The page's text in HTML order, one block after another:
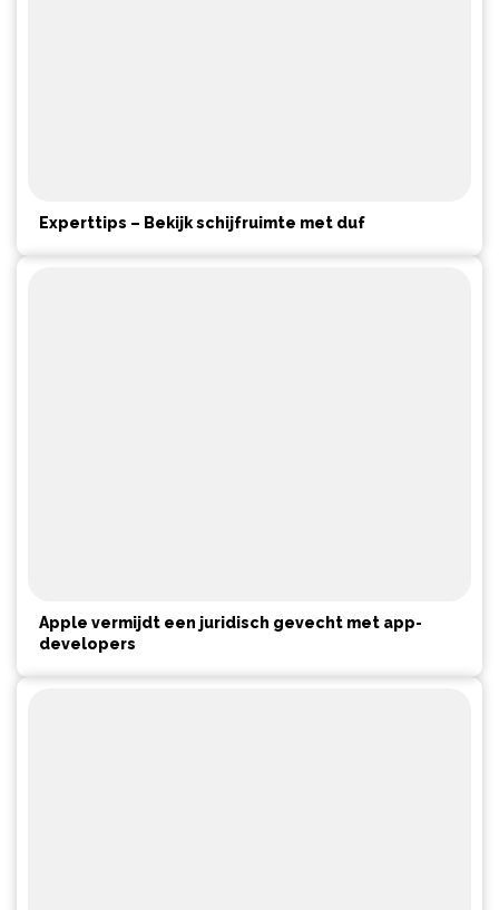
Experttips – Bekijk schijfruimte met duf
Apple vermijdt een juridisch gevecht met app-
developers